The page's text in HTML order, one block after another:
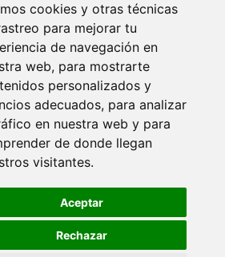
cookies y otras técnicas
para mejorar tu
de navegación en
web, para mostrarte
personalizados y
adecuados, para analizar
en nuestra web y para
de donde llegan
visitantes.
Aceptar
Rechazar
cookies preferences
© 2025 elrefranero.es